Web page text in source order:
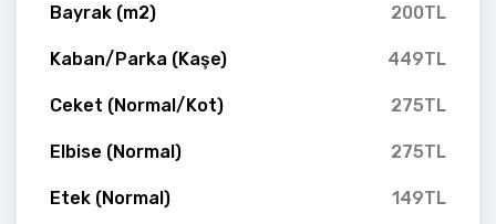
Bayrak (m2) 200TL
Kaban/Parka (Kaşe) 449TL
Ceket (Normal/Kot) 275TL
Elbise (Normal) 275TL
Etek (Normal) 149TL